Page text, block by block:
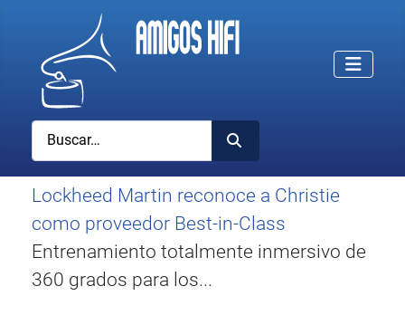
Buscar
Lockheed Martin reconoce a Christie
como proveedor Best-in-Class
Entrenamiento totalmente inmersivo de
360 grados para los...